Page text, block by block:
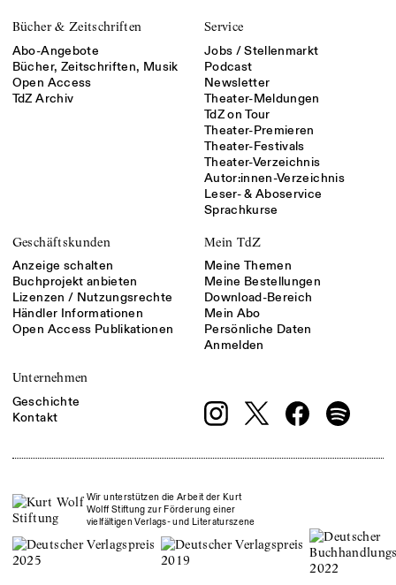
Bücher & Zeitschriften
Abo-Angebote
Bücher, Zeitschriften, Musik
Open Access
TdZ Archiv
Service
Jobs / Stellenmarkt
Podcast
Newsletter
Theater-Meldungen
TdZ on Tour
Theater-Premieren
Theater-Festivals
Theater-Verzeichnis
Autor:innen-Verzeichnis
Leser- & Aboservice
Sprachkurse
Geschäftskunden
Anzeige schalten
Buchprojekt anbieten
Lizenzen / Nutzungsrechte
Händler Informationen
Open Access Publikationen
Mein TdZ
Meine Themen
Meine Bestellungen
Download-Bereich
Mein Abo
Persönliche Daten
Anmelden
Unternehmen
Geschichte
Kontakt
Wir unterstützen die Arbeit der Kurt
Wolff Stiftung zur Förderung einer
vielfältigen Verlags- und Literaturszene